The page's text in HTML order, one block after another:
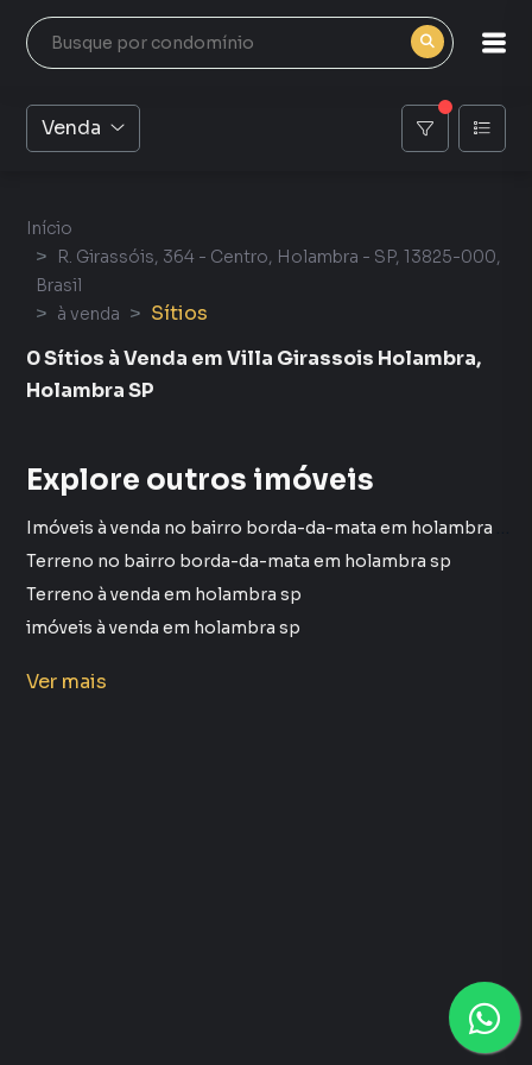
Venda
Início
R. Girassóis, 364 - Centro, Holambra - SP, 13825-000,
Brasil
à venda
Sítios
0 Sítios à Venda em Villa Girassois Holambra,
Holambra SP
Explore outros imóveis
Terreno no bairro borda-da-mata em holambra sp
Terreno à venda em holambra sp
imóveis à venda em holambra sp
Imóveis à venda no bairro vitoria-regia em holambra sp
Ver mais